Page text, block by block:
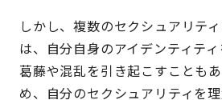
しかし、複数のセクシュアリテ
は、自分自身のアイデンティテ
葛藤や混乱を引き起こすことも
め、自分のセクシュアリティを